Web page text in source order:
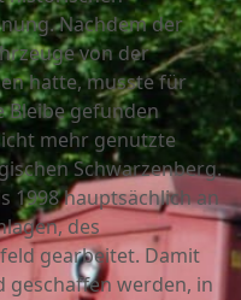
Nachdem der
von der
hatte, musste für
Bleibe gefunden
mehr genutzte
Schwarzenberg.
1998 hauptsächlich an
des
gearbeitet. Damit
geschaffen werden, in